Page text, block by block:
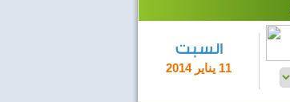
السبت
11 يناير 2014